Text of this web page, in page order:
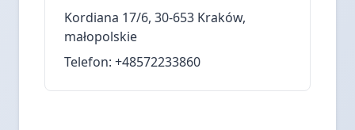
Kordiana 17/6, 30-653 Kraków,
małopolskie
Telefon: +48572233860